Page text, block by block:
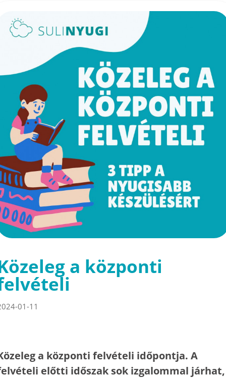
a központi
01-11
a központi felvételi időpontja. A
előtti időszak sok izgalommal járhat,